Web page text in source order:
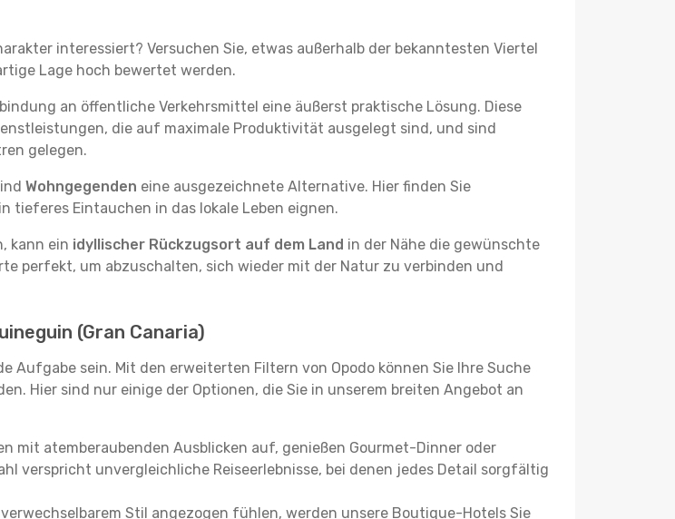
interessiert? Versuchen Sie, etwas außerhalb der bekanntesten Viertel
Lage hoch bewertet werden.
an öffentliche Verkehrsmittel eine äußerst praktische Lösung. Diese
die auf maximale Produktivität ausgelegt sind, und sind
gelegen.
Wohngegenden eine ausgezeichnete Alternative. Hier finden Sie
tieferes Eintauchen in das lokale Leben eignen.
kann ein idyllischer Rückzugsort auf dem Land in der Nähe die gewünschte
perfekt, um abzuschalten, sich wieder mit der Natur zu verbinden und
(Gran Canaria)
Aufgabe sein. Mit den erweiterten Filtern von Opodo können Sie Ihre Suche
Hier sind nur einige der Optionen, die Sie in unserem breiten Angebot an
mit atemberaubenden Ausblicken auf, genießen Gourmet-Dinner oder
verspricht unvergleichliche Reiseerlebnisse, bei denen jedes Detail sorgfältig
Stil angezogen fühlen, werden unsere Boutique-Hotels Sie